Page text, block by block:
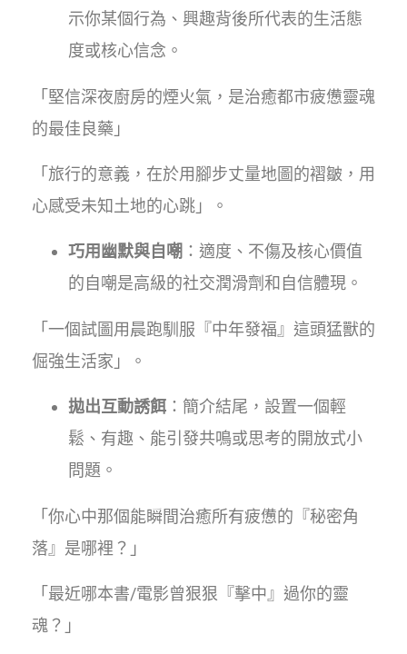
示你某個行為、興趣背後所代表的生活態
度或核心信念。
「堅信深夜廚房的煙火氣，是治癒都市疲憊靈魂
的最佳良藥」
「旅行的意義，在於用腳步丈量地圖的褶皺，用
心感受未知土地的心跳」。
巧用幽默與自嘲 ：適度、不傷及核心價值
的自嘲是高級的社交潤滑劑和自信體現。
「一個試圖用晨跑馴服『中年發福』這頭猛獸的
倔強生活家」。
拋出互動誘餌 ：簡介結尾，設置一個輕
鬆、有趣、能引發共鳴或思考的開放式小
問題。
「你心中那個能瞬間治癒所有疲憊的『秘密角
落』是哪裡？」
「最近哪本書/電影曾狠狠『擊中』過你的靈
魂？」